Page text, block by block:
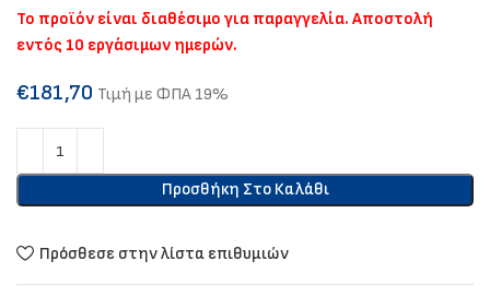
Το προϊόν είναι διαθέσιμο για παραγγελία. Αποστολή
εντός 10 εργάσιμων ημερών.
€181,70 Τιμή με ΦΠΑ 19%
Προσθήκη Στο Καλάθι
Πρόσθεσε στην λίστα επιθυμιών